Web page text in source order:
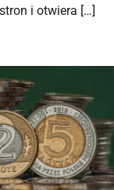
i otwiera […]